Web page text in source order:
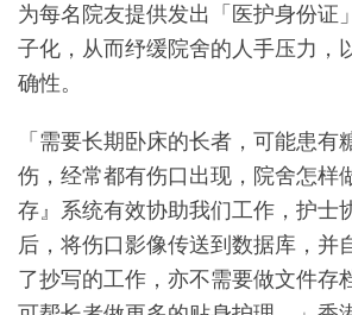
为每名院友提供发出「医护身份证
子化，从而纾缓院舍的人手压力，
确性。
「需要长期卧床的长者，可能患有
伤，经常都有伤口出现，院舍怎样
存』系统有效协助我们工作，护士
后，将伤口影像传送到数据库，并
了抄写的工作，亦不需要做文件存